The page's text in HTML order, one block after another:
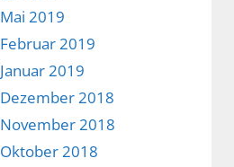
Mai 2019
Februar 2019
Januar 2019
Dezember 2018
November 2018
Oktober 2018